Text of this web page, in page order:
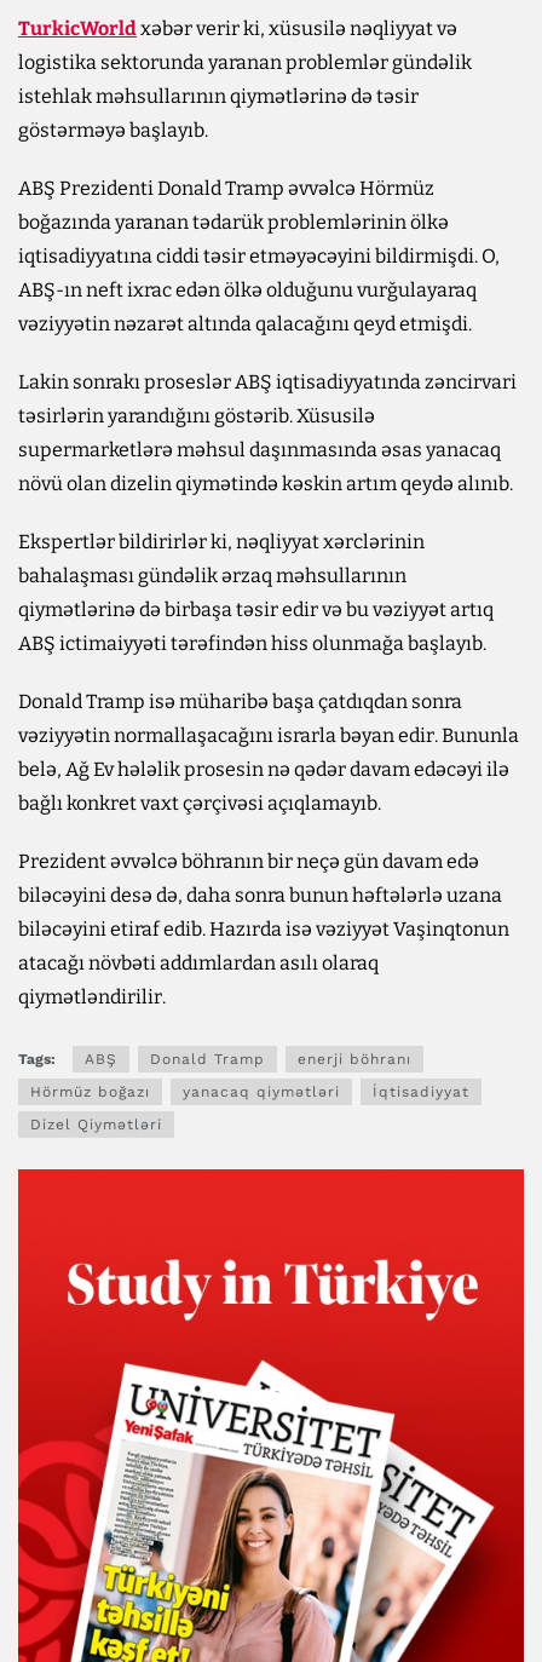
TurkicWorldxəbər verir ki, xüsusilə nəqliyyat və
logistika sektorunda yaranan problemlər gündəlik
istehlak məhsullarının qiymətlərinə də təsir
göstərməyə başlayıb.
ABŞ Prezidenti Donald Tramp əvvəlcə Hörmüz
boğazında yaranan tədarük problemlərinin ölkə
iqtisadiyyatına ciddi təsir etməyəcəyini bildirmişdi. O,
ABŞ-ın neft ixrac edən ölkə olduğunu vurğulayaraq
vəziyyətin nəzarət altında qalacağını qeyd etmişdi.
Lakin sonrakı proseslər ABŞ iqtisadiyyatında zəncirvari
təsirlərin yarandığını göstərib. Xüsusilə
supermarketlərə məhsul daşınmasında əsas yanacaq
növü olan dizelin qiymətində kəskin artım qeydə alınıb.
Ekspertlər bildirirlər ki, nəqliyyat xərclərinin
bahalaşması gündəlik ərzaq məhsullarının
qiymətlərinə də birbaşa təsir edir və bu vəziyyət artıq
ABŞ ictimaiyyəti tərəfindən hiss olunmağa başlayıb.
Donald Tramp isə müharibə başa çatdıqdan sonra
vəziyyətin normallaşacağını israrla bəyan edir. Bununla
belə, Ağ Ev hələlik prosesin nə qədər davam edəcəyi ilə
bağlı konkret vaxt çərçivəsi açıqlamayıb.
Prezident əvvəlcə böhranın bir neçə gün davam edə
biləcəyini desə də, daha sonra bunun həftələrlə uzana
biləcəyini etiraf edib. Hazırda isə vəziyyət Vaşinqtonun
atacağı növbəti addımlardan asılı olaraq
qiymətləndirilir.
Tags: ABŞ Donald Tramp
enerji böhranı
Hörmüz boğazı
yanacaq qiymətləri
İqtisadiyyat
Dizel Qiymətləri